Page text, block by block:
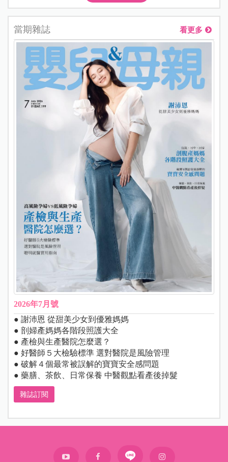
當期雜誌 看更多
2026年7月號
● 謝沛恩 從甜美少女到優雅媽媽
● 剖婦產媽媽各階段照護大全
● 產檢與生產醫院怎麼選？
● 好醫師５大檢驗標準 選對醫院是風險管理
● 破解４個最常被誤解的寶寶安全感問題
● 藥膳、茶飲、日常保養 中醫觀點看產後掉髮
雜誌訂閱